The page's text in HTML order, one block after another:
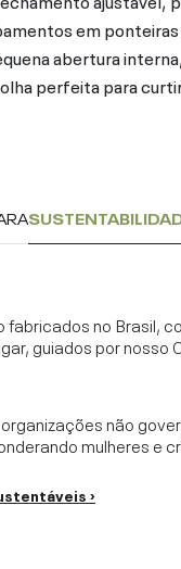
em
abertura
perfeita para
fabricados no Brasil,
guiados por
não
mulheres e
›